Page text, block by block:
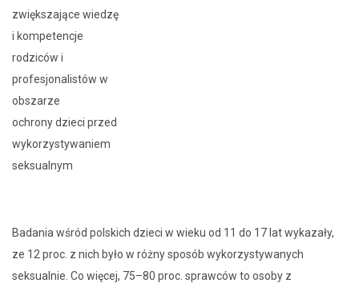
zwiększające wiedzę
i kompetencje
rodziców i
profesjonalistów w
obszarze
ochrony dzieci przed
wykorzystywaniem
seksualnym
Badania wśród polskich dzieci w wieku od 11 do 17 lat wykazały,
ze 12 proc. z nich było w różny sposób wykorzystywanych
seksualnie. Co więcej, 75–80 proc. sprawców to osoby z